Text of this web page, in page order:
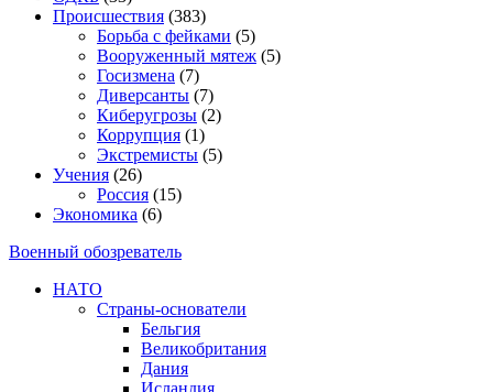
Происшествия (383)
Борьба с фейками (5)
Вооруженный мятеж (5)
Госизмена (7)
Диверсанты (7)
Киберугрозы (2)
Коррупция (1)
Экстремисты (5)
Учения (26)
Россия (15)
Экономика (6)
Военный обозреватель
НАТО
Страны-основатели
Бельгия
Великобритания
Дания